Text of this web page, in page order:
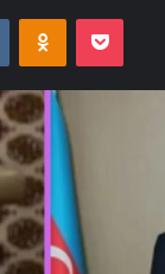
VKontakteOdnoklassniki
Pocket